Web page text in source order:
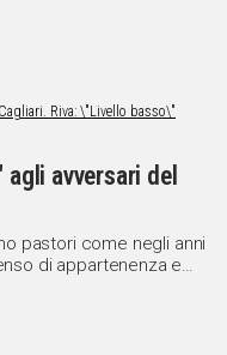
avversari del
pastori come negli anni
di appartenenza e